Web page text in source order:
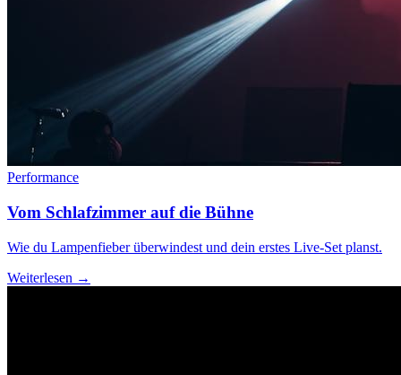
Performance
Vom Schlafzimmer auf die Bühne
Wie du Lampenfieber überwindest und dein erstes Live-Set planst.
Weiterlesen →